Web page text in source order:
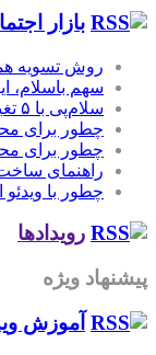
بازار
روش تسویه
سهم باسلام،
سلام‌پی با ۵ تغییر بزرگ در سال جدید
چطور برای
چطور برای
راهنمای
چطور با
رویدادها
پیشنهاد ویژه
آموزش‌